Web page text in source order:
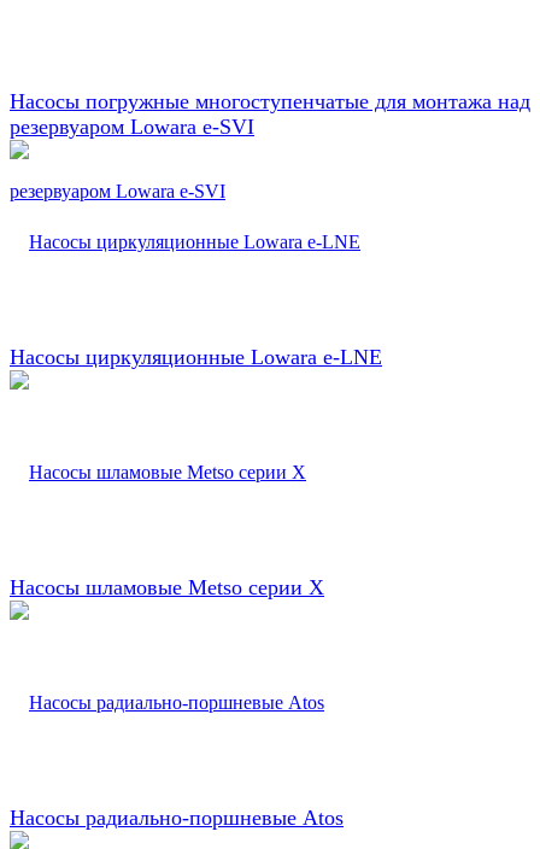
Насосы погружные многоступенчатые для монтажа над
резервуаром Lowara e-SVI
Насосы циркуляционные Lowara e-LNE
Насосы шламовые Metso серии X
Насосы радиально-поршневые Atos